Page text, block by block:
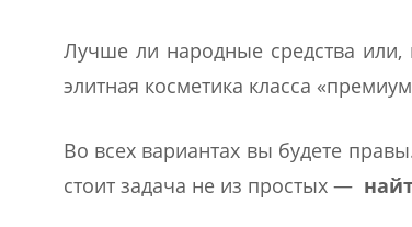
Лучше ли народные средства
элитная косметика класса
Во всех вариантах вы будете
стоит задача не из простых —